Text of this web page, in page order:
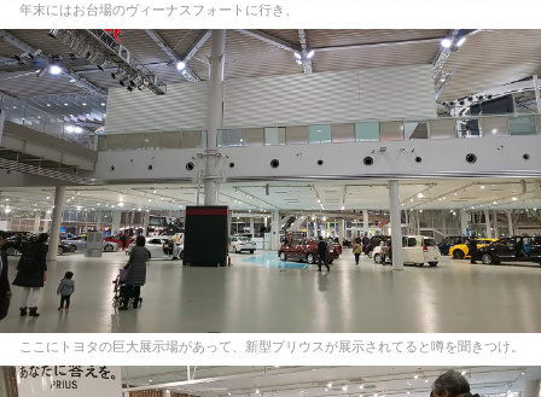
年末にはお台場のヴィーナスフォートに行き、
ここにトヨタの巨大展示場があって、新型プリウスが展示されてると噂を聞きつけ。